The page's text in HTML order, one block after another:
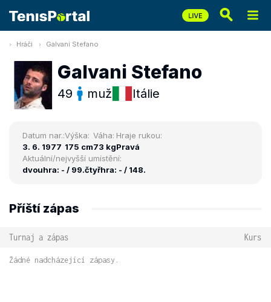
Hráči Galvani Stefano
Galvani Stefano
49 muž Itálie
Datum nar.:
3. 6. 1977
Výška:
175 cm
Váha:
73 kg
Hraje rukou:
Pravá
Aktuální/nejvyšší umístění:
dvouhra: - / 99.čtyřhra: - / 148.
Příští zápas
Turnaj a zápas Kurs
Žádné nadcházející zápasy.